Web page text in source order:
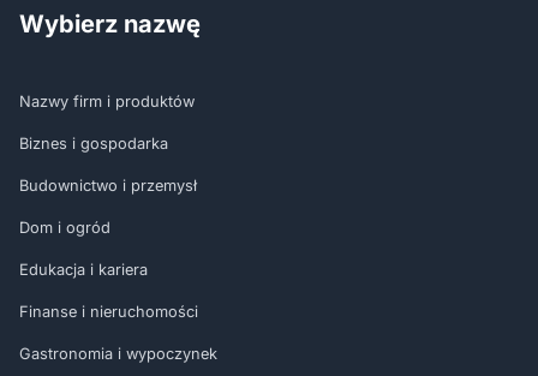
Wybierz nazwę
Nazwy firm i produktów
Biznes i gospodarka
Budownictwo i przemysł
Dom i ogród
Edukacja i kariera
Finanse i nieruchomości
Gastronomia i wypoczynek